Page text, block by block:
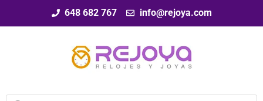
648 682 767 info@rejoya.com